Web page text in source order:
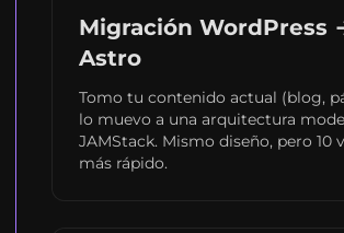
Migración WordPress
Astro
Tomo tu contenido actual (blog,
lo muevo a una arquitectura
JAMStack. Mismo diseño, pero 10
más rápido.